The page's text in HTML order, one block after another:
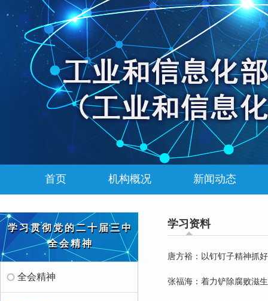
首页 机构概况 新闻动态
学习贯彻党的二十届三中
全会精神
全会精神
学习资料
唐方裕：以钉钉子精神抓
张福海：着力铲除腐败滋